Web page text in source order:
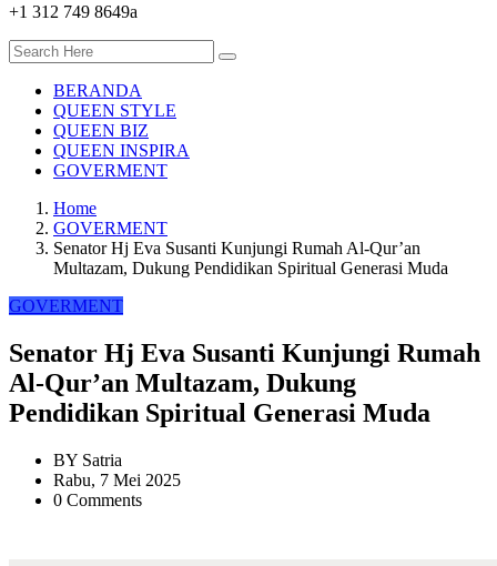
+1 312 749 8649a
BERANDA
QUEEN STYLE
QUEEN BIZ
QUEEN INSPIRA
GOVERMENT
Home
GOVERMENT
Senator Hj Eva Susanti Kunjungi Rumah Al-Qur’an
Multazam, Dukung Pendidikan Spiritual Generasi Muda
GOVERMENT
Senator Hj Eva Susanti Kunjungi Rumah
Al-Qur’an Multazam, Dukung
Pendidikan Spiritual Generasi Muda
BY Satria
Rabu, 7 Mei 2025
0 Comments